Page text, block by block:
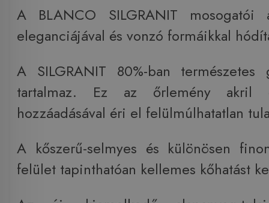
A BLANCO SILGRANIT
eleganciájával és vonzó formáikkal
A SILGRANIT 80%-ban természetes
tartalmaz. Ez az őrlemény akril
hozzáadásával éri el felülmúlhatatlan
A kőszerű-selmyes és különösen
felület tapinthatóan kellemes kőhatást